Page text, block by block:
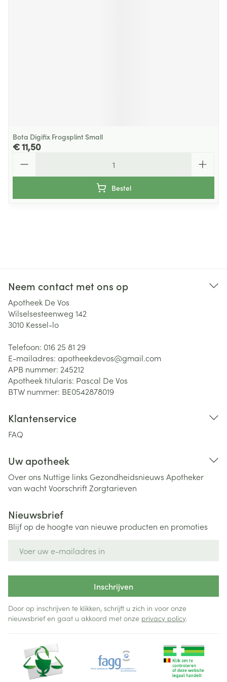
Bota Digifix Frogsplint Small
€ 11,50
Bestel
Neem contact met ons op
Apotheek De Vos
Wilselsesteenweg 142
3010 Kessel-lo
Telefoon: 016 25 81 29
E-mailadres: apotheekdevos@gmail.com
APB nummer: 245212
Apotheek titularis: Pascal De Vos
BTW nummer: BE0542878019
Klantenservice
FAQ
Uw apotheek
Over ons Nuttige links Gezondheidsnieuws Apotheker
van wachtVoorschriftZorgtarieven
Nieuwsbrief
Blijf op de hoogte van nieuwe producten en promoties
Inschrijven
Door op inschrijven te klikken, schrijft u zich in voor onze
nieuwsbrief en gaat u akkoord met onze privacy policy.